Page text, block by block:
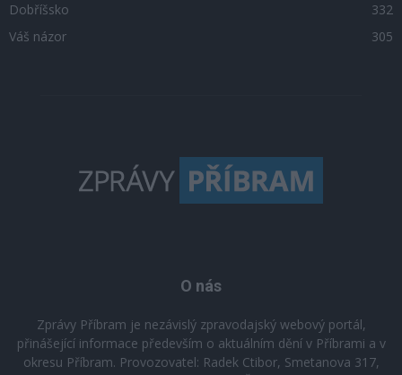
Dobříšsko
332
Váš názor
305
O nás
Zprávy Příbram je nezávislý zpravodajský webový portál,
přinášející informace především o aktuálním dění v Příbrami a v
okresu Příbram. Provozovatel: Radek Ctibor, Smetanova 317,